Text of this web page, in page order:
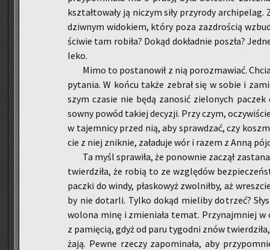
kształ­to­wa­ły ją ni­czym siły przy­ro­dy
dziw­nym wi­do­kiem, który poza za­zdro­ścią
ści­wie tam ro­bi­ła? Dokąd do­kład­nie po­szła?
le­ko.
Mimo to po­sta­no­wił z nią po­roz­ma­wiać.
py­ta­nia. W końcu także ze­brał się w sobie i
szym cza­sie nie będą za­no­sić zie­lo­nych
sow­ny powód ta­kiej de­cy­zji. Przy czym,
w ta­jem­ni­cy przed nią, aby spraw­dzać, czy
cie z niej znik­nie, za­ła­du­je wór i razem z Anną
Ta myśl spra­wi­ła, że po­now­nie za­czął
twier­dzi­ła, że robią to ze wzglę­dów
pacz­ki do windy, pła­sko­wyż zwol­nił­by, aż
by nie do­tar­li. Tylko dokąd mie­li­by do­trzeć?
wo­lo­na minę i zmie­nia­ła temat. Przy­naj­mniej w
z pa­mię­cią, gdyż od paru ty­go­dni znów
ża­ją. Pewne rze­czy za­po­mi­na­ła, aby